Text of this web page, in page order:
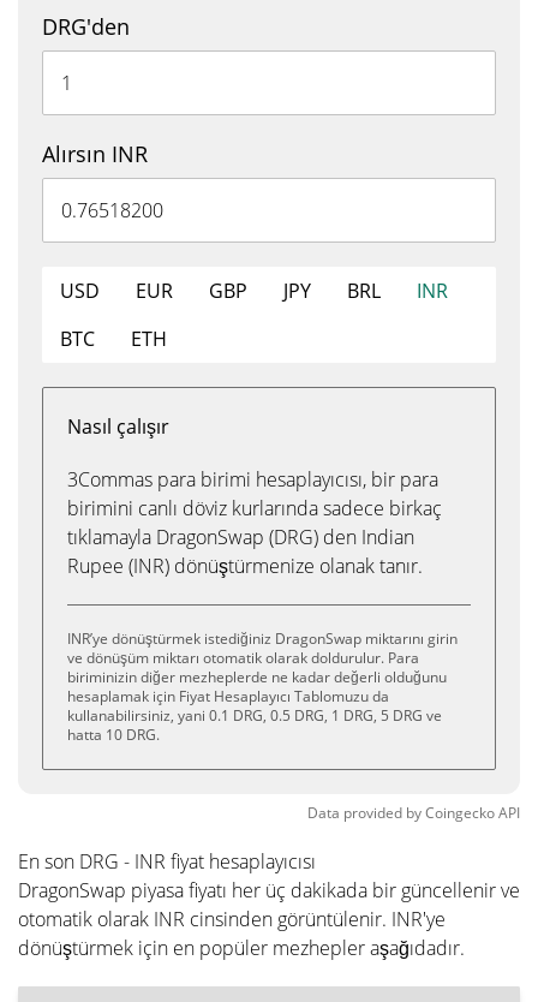
DRG'den
Alırsın INR
USD EUR GBP JPY BRL
INR
BTC
ETH
Nasıl çalışır
3Commas para birimi hesaplayıcısı, bir para
birimini canlı döviz kurlarında sadece birkaç
tıklamayla DragonSwap (DRG) den Indian
Rupee (INR) dönüştürmenize olanak tanır.
INR’ye dönüştürmek istediğiniz DragonSwap miktarını girin
ve dönüşüm miktarı otomatik olarak doldurulur. Para
biriminizin diğer mezheplerde ne kadar değerli olduğunu
hesaplamak için Fiyat Hesaplayıcı Tablomuzu da
kullanabilirsiniz, yani 0.1 DRG, 0.5 DRG, 1 DRG, 5 DRG ve
hatta 10 DRG.
Data provided byCoingeckoAPI
En son DRG - INR fiyat hesaplayıcısı
DragonSwap piyasa fiyatı her üç dakikada bir güncellenir ve
otomatik olarak INR cinsinden görüntülenir. INR'ye
dönüştürmek için en popüler mezhepler aşağıdadır.